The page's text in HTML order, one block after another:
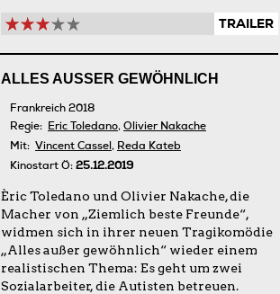
TRAILER
ALLES AUSSER GEWÖHNLICH
Frankreich 2018
Regie: Eric Toledano, Olivier Nakache
Mit: Vincent Cassel, Reda Kateb
Kinostart Ö: 25.12.2019
Èric Toledano und Olivier Nakache, die
Macher von „Ziemlich beste Freunde“,
widmen sich in ihrer neuen Tragikomödie
„Alles außer gewöhnlich“ wieder einem
realistischen Thema: Es geht um zwei
Sozialarbeiter, die Autisten betreuen.